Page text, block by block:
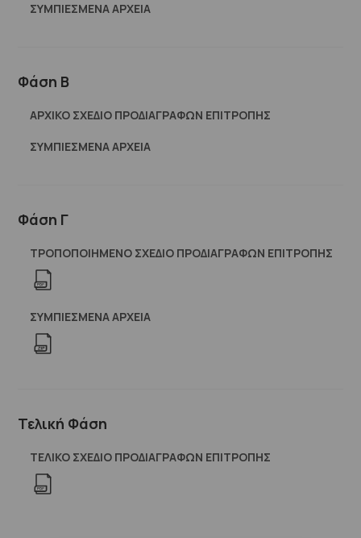
ΣΥΜΠΙΕΣΜΈΝΑ ΑΡΧΕΊΑ
Φάση Β
ΑΡΧΙΚΟ ΣΧΕΔΙΟ ΠΡΟΔΙΑΓΡΑΦΩΝ ΕΠΙΤΡΟΠΗΣ
ΣΥΜΠΙΕΣΜΈΝΑ ΑΡΧΕΊΑ
Φάση Γ
ΤΡΟΠΟΠΟΙΗΜΕΝΟ ΣΧΕΔΙΟ ΠΡΟΔΙΑΓΡΑΦΩΝ ΕΠΙΤΡΟΠΗΣ
ΣΥΜΠΙΕΣΜΈΝΑ ΑΡΧΕΊΑ
Τελική Φάση
ΤΕΛΙΚΟ ΣΧΕΔΙΟ ΠΡΟΔΙΑΓΡΑΦΩΝ ΕΠΙΤΡΟΠΗΣ